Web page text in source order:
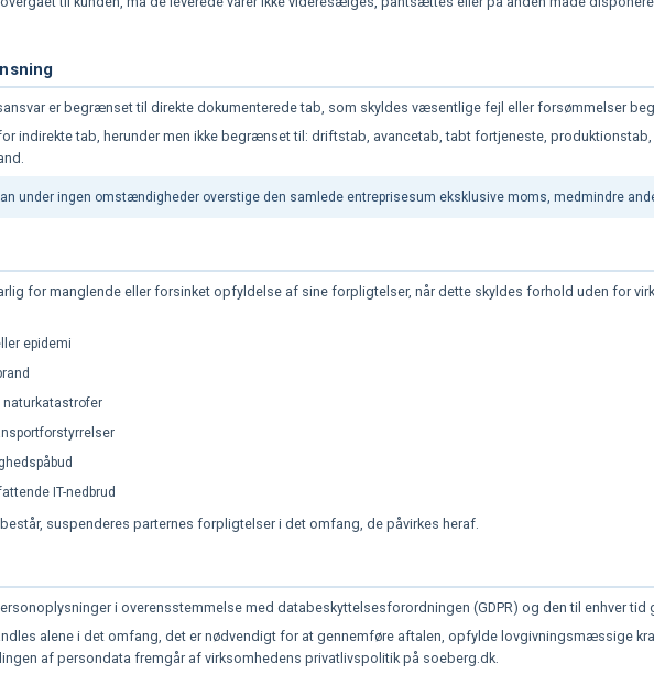
er begrænset til direkte dokumenterede tab, som skyldes væsentlige fejl eller forsømmelser
indirekte tab, herunder men ikke begrænset til: driftstab, avancetab, tabt fortjeneste,
under ingen omstændigheder overstige den samlede entreprisesum eksklusive moms, medmindre
for manglende eller forsinket opfyldelse af sine forpligtelser, når dette skyldes forhold uden for
epidemi
naturkatastrofer
IT-nedbrud
suspenderes parternes forpligtelser i det omfang, de påvirkes heraf.
i overensstemmelse med databeskyttelsesforordningen (GDPR) og den til enhver
alene i det omfang, det er nødvendigt for at gennemføre aftalen, opfylde lovgivningsmæssige
af persondata fremgår af virksomhedens privatlivspolitik på soeberg.dk.